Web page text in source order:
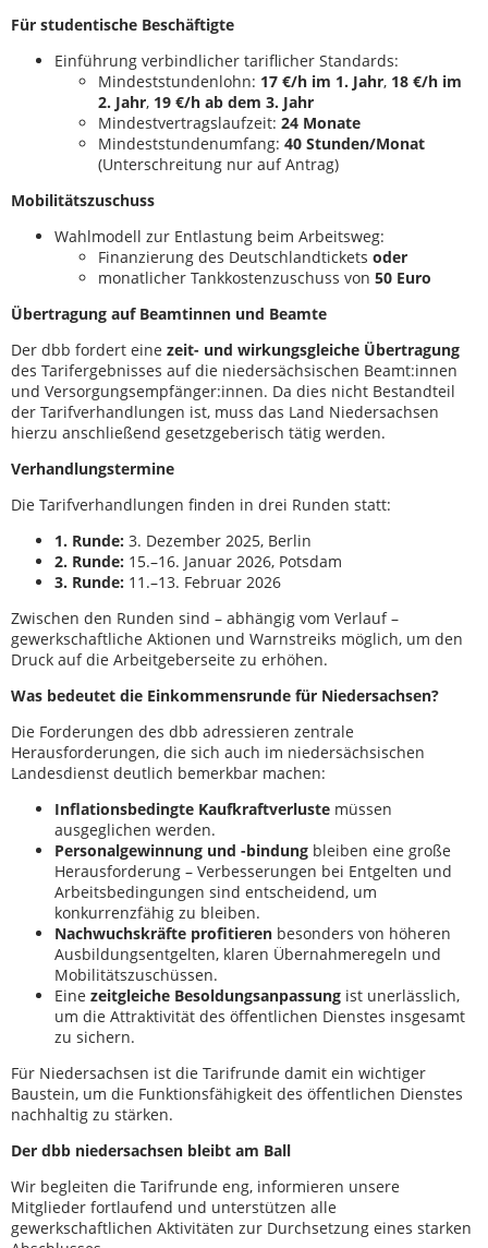
Für studentische Beschäftigte
Einführung verbindlicher tariflicher Standards:
Mindeststundenlohn: 17 €/h im 1. Jahr, 18 €/h im
2. Jahr, 19 €/h ab dem 3. Jahr
Mindestvertragslaufzeit: 24 Monate
Mindeststundenumfang: 40 Stunden/Monat
(Unterschreitung nur auf Antrag)
Mobilitätszuschuss
Wahlmodell zur Entlastung beim Arbeitsweg:
Finanzierung des Deutschlandtickets oder
monatlicher Tankkostenzuschuss von 50 Euro
Übertragung auf Beamtinnen und Beamte
Der dbb fordert eine zeit- und wirkungsgleiche Übertragung
des Tarifergebnisses auf die niedersächsischen Beamt:innen
und Versorgungsempfänger:innen. Da dies nicht Bestandteil
der Tarifverhandlungen ist, muss das Land Niedersachsen
hierzu anschließend gesetzgeberisch tätig werden.
Verhandlungstermine
Die Tarifverhandlungen finden in drei Runden statt:
1. Runde: 3. Dezember 2025, Berlin
2. Runde: 15.–16. Januar 2026, Potsdam
3. Runde: 11.–13. Februar 2026
Zwischen den Runden sind – abhängig vom Verlauf –
gewerkschaftliche Aktionen und Warnstreiks möglich, um den
Druck auf die Arbeitgeberseite zu erhöhen.
Was bedeutet die Einkommensrunde für Niedersachsen?
Die Forderungen des dbb adressieren zentrale
Herausforderungen, die sich auch im niedersächsischen
Landesdienst deutlich bemerkbar machen:
Inflationsbedingte Kaufkraftverluste müssen
ausgeglichen werden.
Personalgewinnung und -bindung bleiben eine große
Herausforderung – Verbesserungen bei Entgelten und
Arbeitsbedingungen sind entscheidend, um
konkurrenzfähig zu bleiben.
Nachwuchskräfte profitieren besonders von höheren
Ausbildungsentgelten, klaren Übernahmeregeln und
Mobilitätszuschüssen.
Eine zeitgleiche Besoldungsanpassung ist unerlässlich,
um die Attraktivität des öffentlichen Dienstes insgesamt
zu sichern.
Für Niedersachsen ist die Tarifrunde damit ein wichtiger
Baustein, um die Funktionsfähigkeit des öffentlichen Dienstes
nachhaltig zu stärken.
Der dbb niedersachsen bleibt am Ball
Wir begleiten die Tarifrunde eng, informieren unsere
Mitglieder fortlaufend und unterstützen alle
gewerkschaftlichen Aktivitäten zur Durchsetzung eines starken